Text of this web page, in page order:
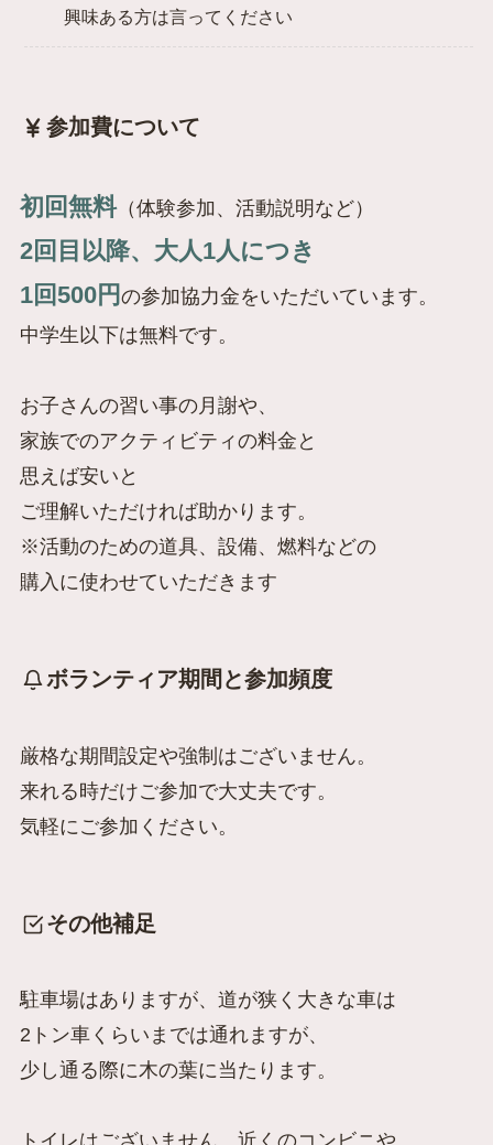
興味ある方は言ってください
参加費について
初回無料（体験参加、活動説明など）
2回目以降、 大人1人につき
1回500円 の参加協力金をいただいています。
中学生以下は無料です。
お子さんの習い事の月謝や、
家族でのアクティビティの料金と
思えば安いと
ご理解いただければ助かります。
※活動のための道具、設備、燃料などの
購入に使わせていただきます
ボランティア期間と参加頻度
厳格な期間設定や強制はございません。
来れる時だけご参加で大丈夫です。
気軽にご参加ください。
その他補足
駐車場はありますが、道が狭く大きな車は
2トン車くらいまでは通れますが、
少し通る際に木の葉に当たります。